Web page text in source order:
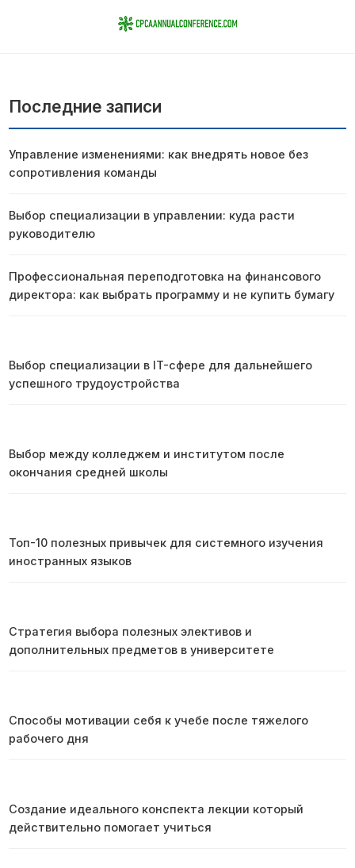
Последние записи
Управление изменениями: как внедрять новое без
сопротивления команды
Выбор специализации в управлении: куда расти
руководителю
Профессиональная переподготовка на финансового
директора: как выбрать программу и не купить бумагу
Выбор специализации в IT-сфере для дальнейшего
успешного трудоустройства
Выбор между колледжем и институтом после
окончания средней школы
Топ-10 полезных привычек для системного изучения
иностранных языков
Стратегия выбора полезных элективов и
дополнительных предметов в университете
Способы мотивации себя к учебе после тяжелого
рабочего дня
Создание идеального конспекта лекции который
действительно помогает учиться